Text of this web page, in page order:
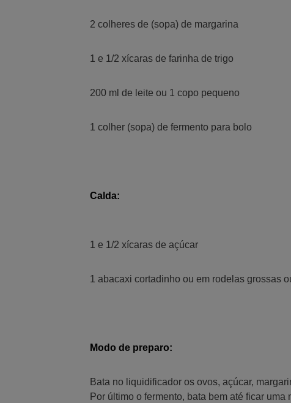
2 colheres de (sopa) de margarina
1 e 1/2 xícaras de farinha de trigo
200 ml de leite ou 1 copo pequeno
1 colher (sopa) de fermento para bolo
Calda:
1 e 1/2 xícaras de açúcar
1 abacaxi cortadinho ou em rodelas grossas
Modo de preparo:
Bata no liquidificador os ovos, açúcar,
Por último o fermento, bata bem até ficar